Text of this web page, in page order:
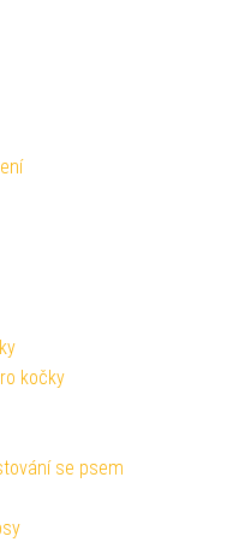
kočky
se psem